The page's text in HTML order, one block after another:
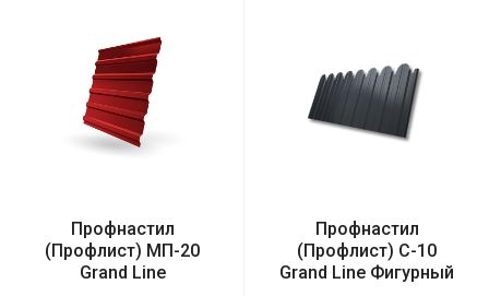
Профнастил
(Профлист) МП-20
Grand Line
Профнастил
(Профлист) С-10
Grand Line Фигурный